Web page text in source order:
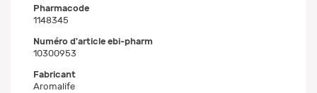
Pharmacode
1148345
Numéro d'article ebi-pharm
10300953
Fabricant
Aromalife